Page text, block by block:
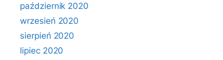
październik 2020
wrzesień 2020
sierpień 2020
lipiec 2020